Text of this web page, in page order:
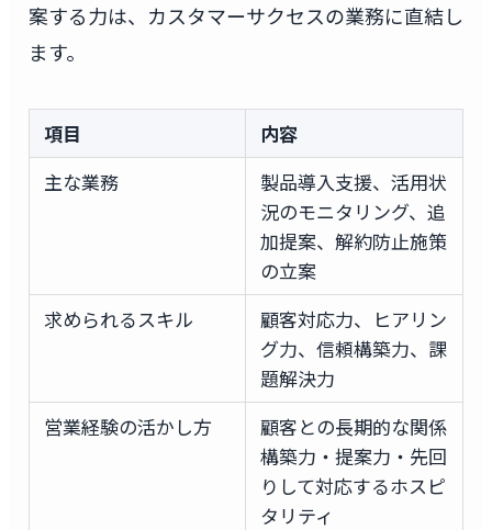
案する力は、カスタマーサクセスの業務に直結し
ます。
項目
内容
主な業務
製品導入支援、活用状
況のモニタリング、追
加提案、解約防止施策
の立案
求められるスキル
顧客対応力、ヒアリン
グ力、信頼構築力、課
題解決力
営業経験の活かし方
顧客との長期的な関係
構築力・提案力・先回
りして対応するホスピ
タリティ